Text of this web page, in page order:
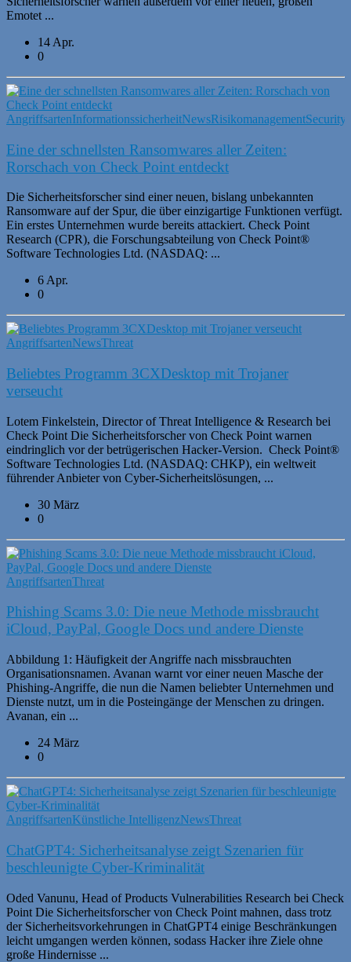
Emotet ...
14 Apr.
0
AngriffsartenInformationssicherheitNewsRisikomanagementSecurity
Eine der schnellsten Ransomwares aller Zeiten:
Rorschach von Check Point entdeckt
Die Sicherheitsforscher sind einer neuen, bislang unbekannten
Ransomware auf der Spur, die über einzigartige Funktionen verfügt.
Ein erstes Unternehmen wurde bereits attackiert. Check Point
Research (CPR), die Forschungsabteilung von Check Point®
Software Technologies Ltd. (NASDAQ: ...
6 Apr.
0
AngriffsartenNewsThreat
Beliebtes Programm 3CXDesktop mit Trojaner
verseucht
Lotem Finkelstein, Director of Threat Intelligence & Research bei
Check Point Die Sicherheitsforscher von Check Point warnen
eindringlich vor der betrügerischen Hacker-Version. Check Point®
Software Technologies Ltd. (NASDAQ: CHKP), ein weltweit
führender Anbieter von Cyber-Sicherheitslösungen, ...
30 März
0
AngriffsartenThreat
Phishing Scams 3.0: Die neue Methode missbraucht
iCloud, PayPal, Google Docs und andere Dienste
Abbildung 1: Häufigkeit der Angriffe nach missbrauchten
Organisationsnamen. Avanan warnt vor einer neuen Masche der
Phishing-Angriffe, die nun die Namen beliebter Unternehmen und
Dienste nutzt, um in die Posteingänge der Menschen zu dringen.
Avanan, ein ...
24 März
0
AngriffsartenKünstliche IntelligenzNewsThreat
ChatGPT4: Sicherheitsanalyse zeigt Szenarien für
beschleunigte Cyber-Kriminalität
Oded Vanunu, Head of Products Vulnerabilities Research bei Check
Point Die Sicherheitsforscher von Check Point mahnen, dass trotz
der Sicherheitsvorkehrungen in ChatGPT4 einige Beschränkungen
leicht umgangen werden können, sodass Hacker ihre Ziele ohne
große Hindernisse ...